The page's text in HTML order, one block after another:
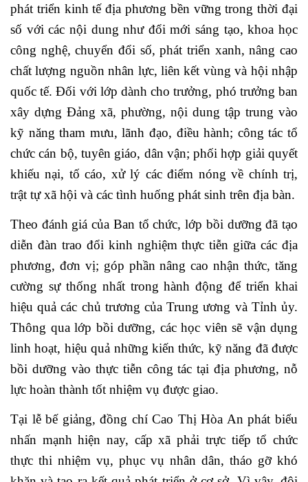
phát triển kinh tế địa phương bền vững trong thời đại
số với các nội dung như đổi mới sáng tạo, khoa học
công nghệ, chuyển đổi số, phát triển xanh, nâng cao
chất lượng nguồn nhân lực, liên kết vùng và hội nhập
quốc tế. Đối với lớp dành cho trưởng, phó trưởng ban
xây dựng Đảng xã, phường, nội dung tập trung vào
kỹ năng tham mưu, lãnh đạo, điều hành; công tác tổ
chức cán bộ, tuyên giáo, dân vận; phối hợp giải quyết
khiếu nại, tố cáo, xử lý các điểm nóng về chính trị,
trật tự xã hội và các tình huống phát sinh trên địa bàn.
Theo đánh giá của Ban tổ chức, lớp bồi dưỡng đã tạo
diễn đàn trao đổi kinh nghiệm thực tiễn giữa các địa
phương, đơn vị; góp phần nâng cao nhận thức, tăng
cường sự thống nhất trong hành động để triển khai
hiệu quả các chủ trương của Trung ương và Tỉnh ủy.
Thông qua lớp bồi dưỡng, các học viên sẽ vận dụng
linh hoạt, hiệu quả những kiến thức, kỹ năng đã được
bồi dưỡng vào thực tiễn công tác tại địa phương, nỗ
lực hoàn thành tốt nhiệm vụ được giao.
Tại lễ bế giảng, đồng chí Cao Thị Hòa An phát biểu
nhấn mạnh hiện nay, cấp xã phải trực tiếp tổ chức
thực thi nhiệm vụ, phục vụ nhân dân, tháo gỡ khó